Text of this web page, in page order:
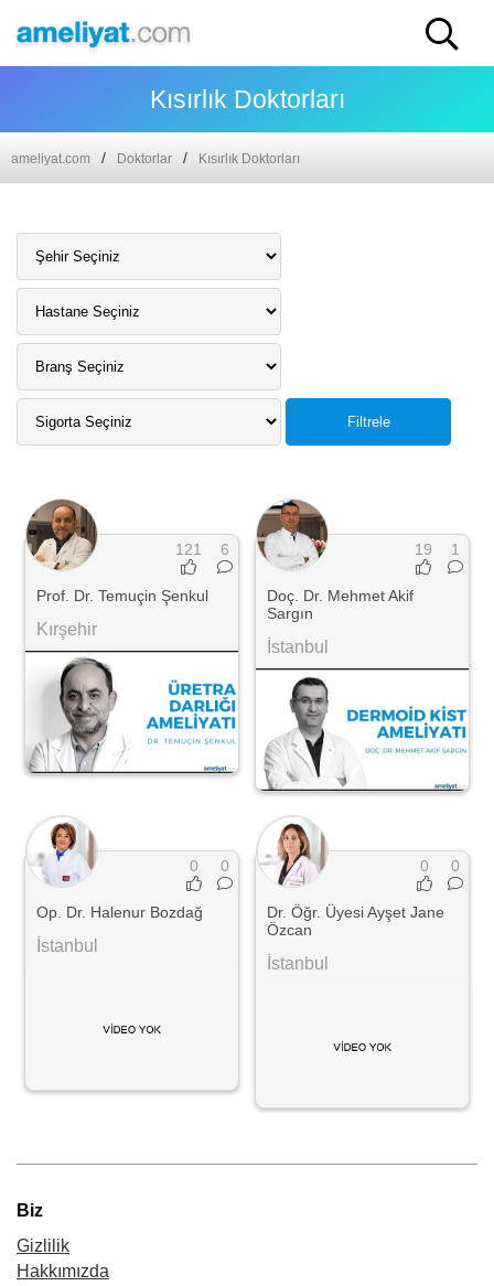
Kısırlık Doktorları
ameliyat.com Doktorlar Kısırlık Doktorları
Filtrele
121 6
Prof. Dr. Temuçin Şenkul
Kırşehir
19 1
Doç. Dr. Mehmet Akif
Sargın
İstanbul
0 0
Op. Dr. Halenur Bozdağ
İstanbul
0 0
Dr. Öğr. Üyesi Ayşet Jane
Özcan
İstanbul
Biz
Gizlilik
Hakkımızda